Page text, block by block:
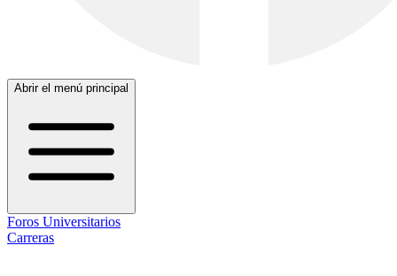
Abrir el menú principal
Foros Universitarios
Carreras